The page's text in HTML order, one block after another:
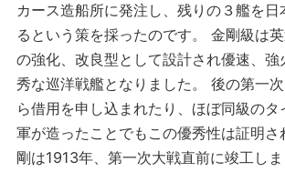
カース造船所に発注し、残りの３艦を日
るという策を採ったのです。 金剛級は
の強化、改良型として設計され優速、強
秀な巡洋戦艦となりました。 後の第一
ら借用を申し込まれたり、ほぼ同級の
軍が造ったことでもこの優秀性は証明さ
剛は1913年、第一次大戦直前に竣工しま